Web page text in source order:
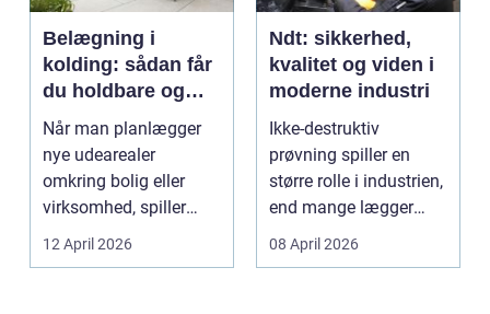
Belægning i
kolding: sådan får
du holdbare og
flotte udearealer
Når man planlægger
nye udearealer
omkring bolig eller
virksomhed, spiller
belægningen en helt
centra...
12 April 2026
Ndt: sikkerhed,
kvalitet og viden i
moderne industri
Ikke-destruktiv
prøvning spiller en
større rolle i industrien,
end mange lægger
mærke til i hverdage...
08 April 2026